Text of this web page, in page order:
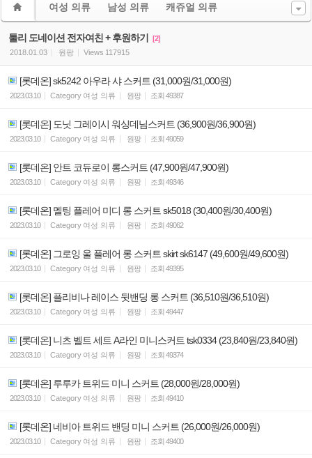
여성 의류 남성 의류 캐쥬얼 의류
툴리 도네이션 전자여친 + 후원하기
[2]
2018.01.03
원팡 Views 117915
[롯데온] sk5242 아우라 샤 스커트 (31,000원/31,000원)
2023.03.10 Category 여성 의류 원팡 조회 49387
[롯데온] 도닛 그레이시 워싱데님스커트 (36,900원/36,900원)
2023.03.10 Category 여성 의류 원팡 조회 49059
[롯데온] 안트 코듀로이 롱스커트 (47,900원/47,900원)
2023.03.10 Category 여성 의류 원팡 조회 49346
[롯데온] 멜팅 플레어 미디 롱 스커트 sk5018 (30,400원/30,400원)
2023.03.10 Category 여성 의류 원팡 조회 49062
[롯데온] 그로잉 울 플레어 롱 스커트 skirt sk6147 (49,600원/49,600원)
2023.03.10 Category 여성 의류 원팡 조회 49395
[롯데온] 플리비나 레이스 뒷밴딩 롱 스커트 (36,510원/36,510원)
2023.03.10 Category 여성 의류 원팡 조회 49447
[롯데온] 니츠 벨트 세트 A라인 미니스커트 tsk0334 (23,840원/23,840원)
2023.03.10 Category 여성 의류 원팡 조회 49374
[롯데온] 루루카 트위드 미니 스커트 (28,000원/28,000원)
2023.03.10 Category 여성 의류 원팡 조회 49410
[롯데온] 네비아 트위드 밴딩 미니 스커트 (26,000원/26,000원)
2023.03.10 Category 여성 의류 원팡 조회 49400